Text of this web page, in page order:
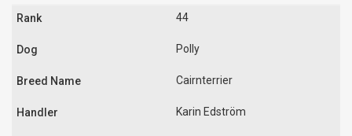
44
Polly
Cairnterrier
Karin Edström